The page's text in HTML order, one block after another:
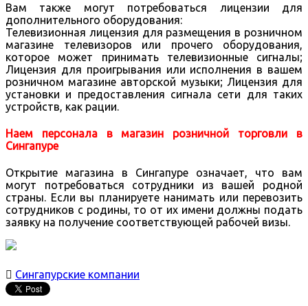
Вам также могут потребоваться лицензии для
дополнительного оборудования:
Телевизионная лицензия для размещения в розничном
магазине телевизоров или прочего оборудования,
которое может принимать телевизионные сигналы;
Лицензия для проигрывания или исполнения в вашем
розничном магазине авторской музыки; Лицензия для
установки и предоставления сигнала сети для таких
устройств, как рации.
Наем персонала в магазин розничной торговли в
Сингапуре
Открытие магазина в Сингапуре означает, что вам
могут потребоваться сотрудники из вашей родной
страны. Если вы планируете нанимать или перевозить
сотрудников с родины, то от их имени должны подать
заявку на получение соответствующей рабочей визы.
 Сингапурские компании